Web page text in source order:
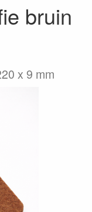
bruin
x 9 mm